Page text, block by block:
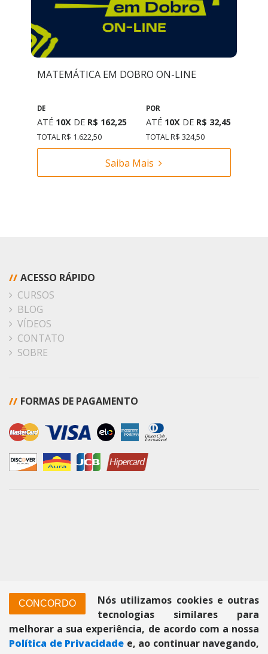
MATEMÁTICA EM DOBRO ON-LINE
DE
ATÉ 10X DE R$ 162,25
TOTAL R$ 1.622,50
POR
ATÉ 10XDE R$ 32,45
TOTAL R$ 324,50
Saiba Mais
// ACESSO RÁPIDO
CURSOS
BLOG
VÍDEOS
CONTATO
SOBRE
// FORMAS DE PAGAMENTO
CONCORDO
Nós utilizamos cookies e outras
tecnologias similares para
melhorar a sua experiência, de acordo com a nossa
Política de Privacidade e, ao continuar navegando,